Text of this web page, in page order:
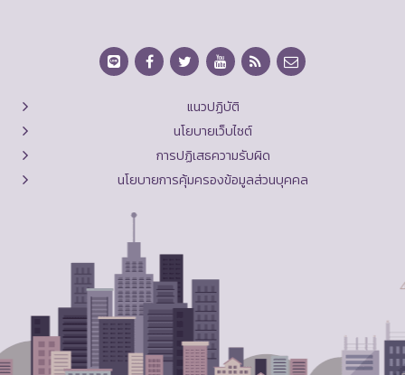
แนวปฏิบัติ
นโยบายเว็บไซต์
การปฏิเสธความรับผิด
นโยบายการคุ้มครองข้อมูลส่วนบุคคล